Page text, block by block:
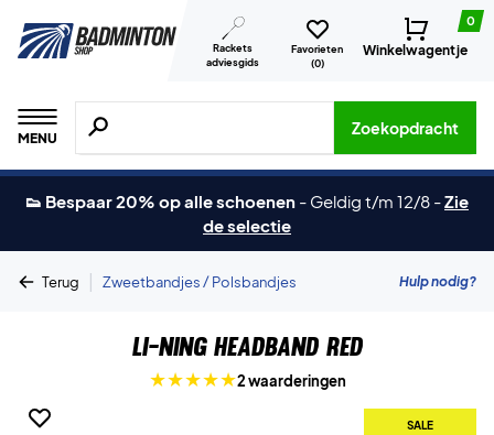
Rackets
adviesgids
Favorieten
(0)
0
Winkelwagentje
MENU
Zoeken naar producten, merken etc.
Zoekopdracht
👟 Bespaar 20% op alle schoenen - Geldig t/m 12/8 -Zie
de selectie
Terug | Zweetbandjes / Polsbandjes Hulp nodig?
Li-Ning Headband Red
2 waarderingen
SALE